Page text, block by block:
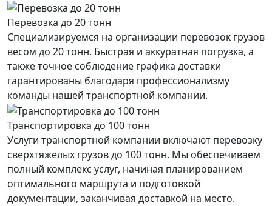
Перевозка до 20 тонн
Специализируемся на организации перевозок грузов
весом до 20 тонн. Быстрая и аккуратная погрузка, а
также точное соблюдение графика доставки
гарантированы благодаря профессионализму
команды нашей транспортной компании.
Транспортировка до 100 тонн
Услуги транспортной компании включают перевозку
сверхтяжелых грузов до 100 тонн. Мы обеспечиваем
полный комплекс услуг, начиная планированием
оптимального маршрута и подготовкой
документации, заканчивая доставкой на место.